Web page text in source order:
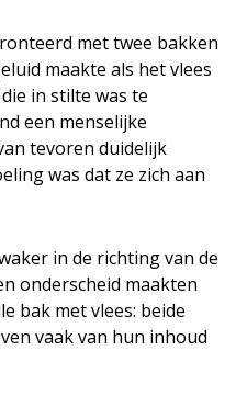
met twee bakken
maakte als het vlees
in stilte was te
een menselijke
tevoren duidelijk
was dat ze zich aan
in de richting van de
onderscheid maakten
bak met vlees: beide
vaak van hun inhoud